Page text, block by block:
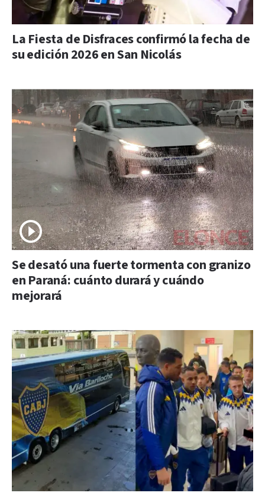
La Fiesta de Disfraces confirmó la fecha de
su edición 2026 en San Nicolás
Se desató una fuerte tormenta con granizo
en Paraná: cuánto durará y cuándo
mejorará